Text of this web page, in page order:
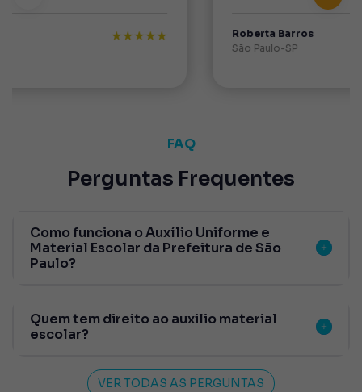
Roberta Barros
★★★★★Next
FAQ
Perguntas Frequentes
Como funciona o Auxílio Uniforme e
Material Escolar da Prefeitura de São
Paulo?
Quem tem direito ao auxilio material
escolar?
VER TODAS AS PERGUNTAS